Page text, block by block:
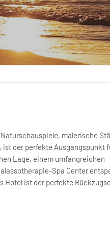
malerische
der perfekte Ausgangspunkt
Lage, einem umfangreichen
Spa Center
Hotel ist der perfekte